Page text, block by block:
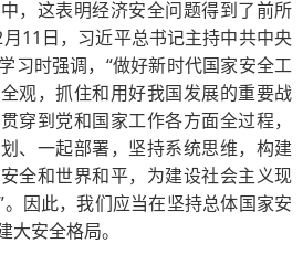
，这表明经济安全问题得到了前所
11日，习近平总书记主持中共中央
习时强调，“做好新时代国家安全工
观，抓住和用好我国发展的重要战
穿到党和国家工作各方面全过程，
、一起部署，坚持系统思维，构建
全和世界和平，为建设社会主义现
因此，我们应当在坚持总体国家安
安全格局。